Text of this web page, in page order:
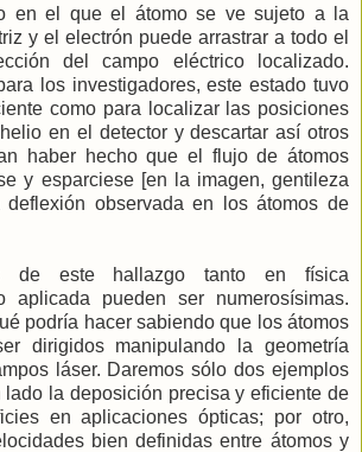
en el que el átomo se ve sujeto a la
y el electrón puede arrastrar a todo el
del campo eléctrico localizado.
los investigadores, este estado tuvo
como para localizar las posiciones
en el detector y descartar así otros
haber hecho que el flujo de átomos
y esparciese [en la imagen, gentileza
observada en los átomos de
de este hallazgo tanto en física
aplicada pueden ser numerosísimas.
podría hacer sabiendo que los átomos
dirigidos manipulando la geometría
láser. Daremos sólo dos ejemplos
lado la deposición precisa y eficiente de
en aplicaciones ópticas; por otro,
bien definidas entre átomos y